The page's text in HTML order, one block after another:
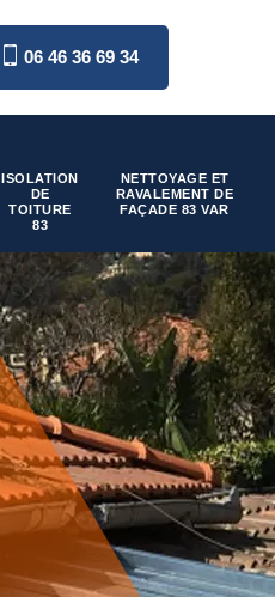
06 46 36 69 34
ISOLATION
DE
TOITURE
83
NETTOYAGE ET
RAVALEMENT DE
FAÇADE 83 VAR